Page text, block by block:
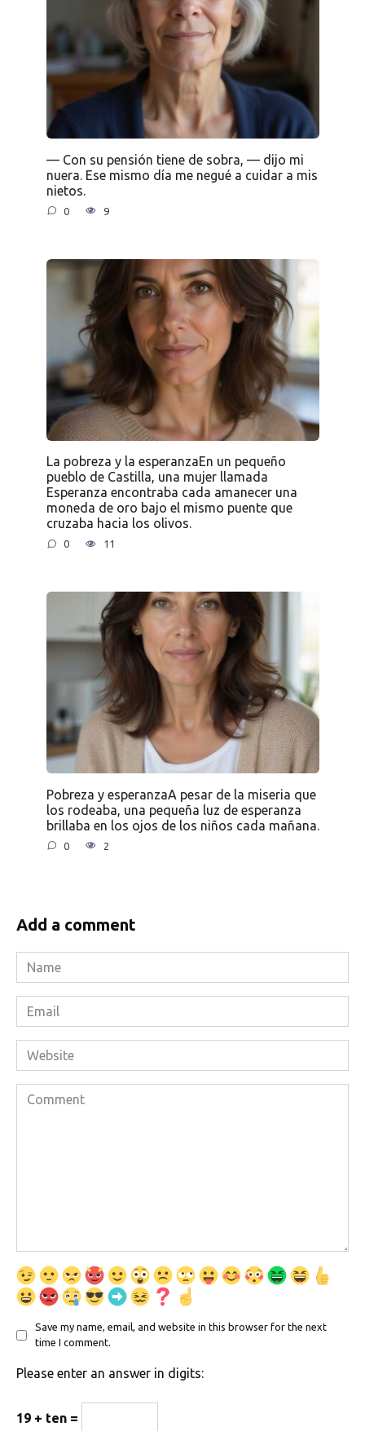
— Con su pensión tiene de sobra, — dijo mi
nuera. Ese mismo día me negué a cuidar a mis
nietos.
0 9
La pobreza y la esperanzaEn un pequeño
pueblo de Castilla, una mujer llamada
Esperanza encontraba cada amanecer una
moneda de oro bajo el mismo puente que
cruzaba hacia los olivos.
0 11
Pobreza y esperanzaA pesar de la miseria que
los rodeaba, una pequeña luz de esperanza
brillaba en los ojos de los niños cada mañana.
0 2
Add a comment
Name
*
Email
*
Website
Comment
Save my name, email, and website in this browser for the next
time I comment.
Please enter an answer in digits:
19 + ten =